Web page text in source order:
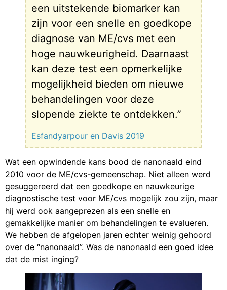
een uitstekende biomarker kan
zijn voor een snelle en goedkope
diagnose van ME/cvs met een
hoge nauwkeurigheid. Daarnaast
kan deze test een opmerkelijke
mogelijkheid bieden om nieuwe
behandelingen voor deze
slopende ziekte te ontdekken.”
Esfandyarpour en Davis 2019
Wat een opwindende kans bood de nanonaald eind
2010 voor de ME/cvs-gemeenschap. Niet alleen werd
gesuggereerd dat een goedkope en nauwkeurige
diagnostische test voor ME/cvs mogelijk zou zijn, maar
hij werd ook aangeprezen als een snelle en
gemakkelijke manier om behandelingen te evalueren.
We hebben de afgelopen jaren echter weinig gehoord
over de “nanonaald”. Was de nanonaald een goed idee
dat de mist inging?